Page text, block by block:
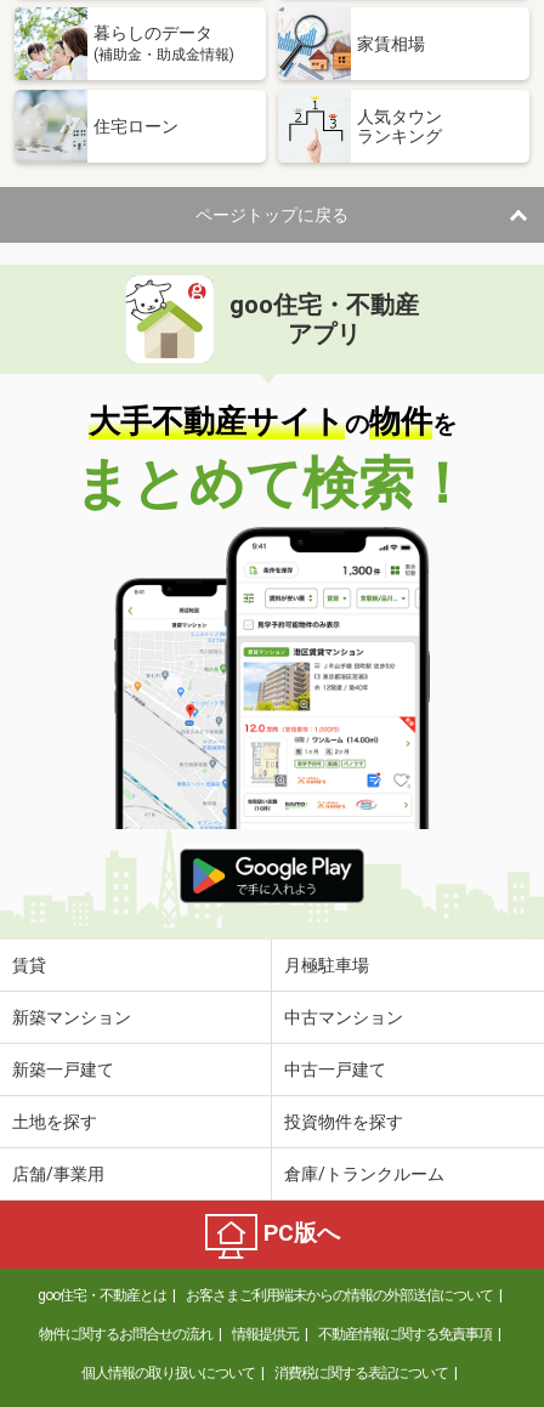
暮らしのデータ
(補助金・助成金情報)
家賃相場
住宅ローン
人気タウン
ランキング
ページトップに戻る
goo住宅・不動産
アプリ
大手不動産サイトの物件を
まとめて検索！
賃貸 月極駐車場
新築マンション 中古マンション
新築一戸建て 中古一戸建て
土地を探す 投資物件を探す
店舗/事業用 倉庫/トランクルーム
PC版へ
goo住宅・不動産とは お客さまご利用端末からの情報の外部送信について
物件に関するお問合せの流れ 情報提供元 不動産情報に関する免責事項
個人情報の取り扱いについて 消費税に関する表記について